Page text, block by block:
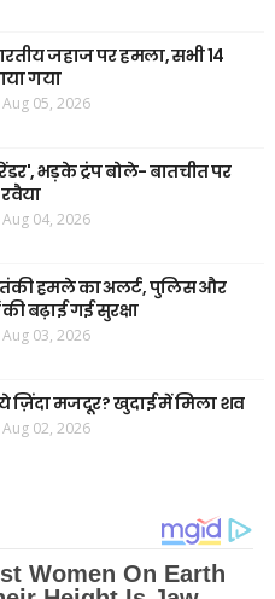
जहाज पर हमला, सभी 14
गया
Aug 05, 2026
भड़के ट्रंप बोले- बातचीत पर
Aug 04, 2026
हमले का अलर्ट, पुलिस और
बढ़ाई गई सुरक्षा
Aug 03, 2026
ज़िंदा मजदूर? खुदाई में मिला शव
Aug 02, 2026